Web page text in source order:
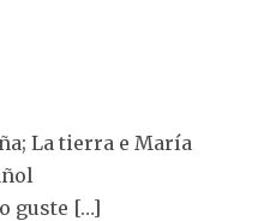
La tierra e María
guste […]